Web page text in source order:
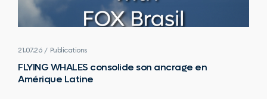
21.07.26 / Publications
FLYING WHALES consolide son ancrage en
Amérique Latine